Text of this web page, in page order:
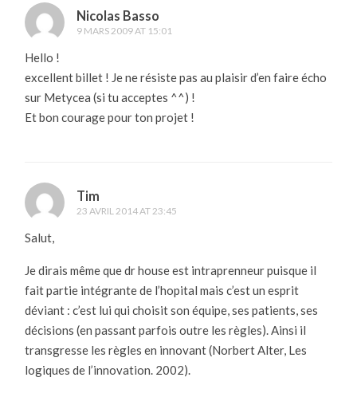
Nicolas Basso
9 MARS 2009 AT 15:01
Hello !
excellent billet ! Je ne résiste pas au plaisir d’en faire écho
sur Metycea (si tu acceptes ^^) !
Et bon courage pour ton projet !
Tim
23 AVRIL 2014 AT 23:45
Salut,
Je dirais même que dr house est intraprenneur puisque il
fait partie intégrante de l’hopital mais c’est un esprit
déviant : c’est lui qui choisit son équipe, ses patients, ses
décisions (en passant parfois outre les règles). Ainsi il
transgresse les règles en innovant (Norbert Alter, Les
logiques de l’innovation. 2002).